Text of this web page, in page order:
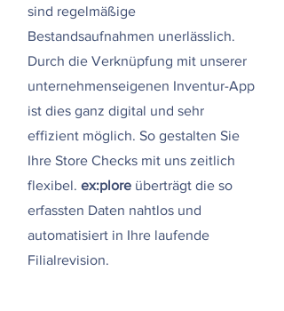
sind regelmäßige
Bestandsaufnahmen unerlässlich.
Durch die Verknüpfung mit unserer
unternehmenseigenen Inventur-App
ist dies ganz digital und sehr
effizient möglich. So gestalten Sie
Ihre Store Checks mit uns zeitlich
flexibel. ex:plore überträgt die so
erfassten Daten nahtlos und
automatisiert in Ihre laufende
Filialrevision.